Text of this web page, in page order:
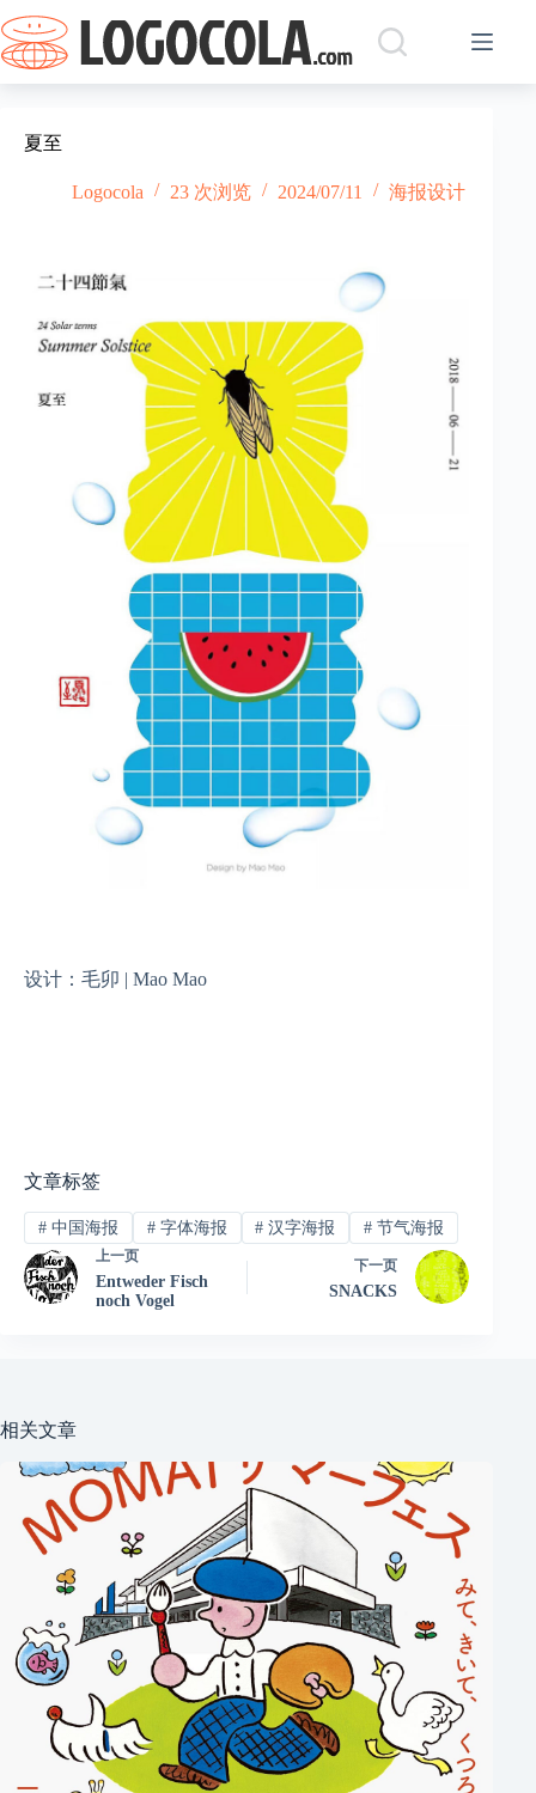
过
内
容
夏至
Logocola 23 次浏览 2024/07/11 海报设计
设计：毛卯 | Mao Mao
文章标签
#中国海报 #字体海报 # 汉字海报 # 节气海报
上一页
Entweder Fisch
noch Vogel
下一页
SNACKS
相关文章